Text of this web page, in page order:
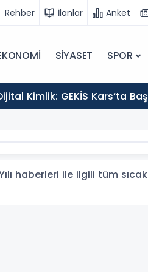
Rehber İlanlar Anket
SİYASET SPOR
Kimlik: GEKİS Kars’ta
haberleri ile ilgili tüm